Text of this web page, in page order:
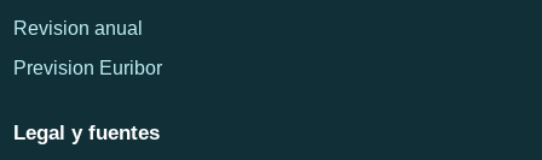
Revision anual
Prevision Euribor
Legal y fuentes